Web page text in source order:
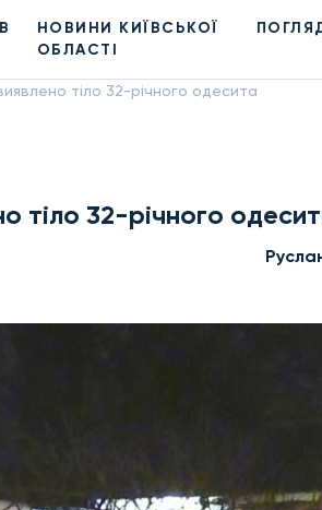
НОВИНИ КИЇВСЬКОЇ
ОБЛАСТІ
тіло 32-річного одесита
тіло 32-річного